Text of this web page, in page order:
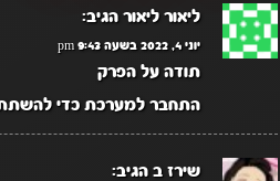
ליאור ליאור הגיב:
יוני 4, 2022 בשעה 9:43 pm
תודה על הפרק
התחבר למערכת כדי
שירז ב הגיב: